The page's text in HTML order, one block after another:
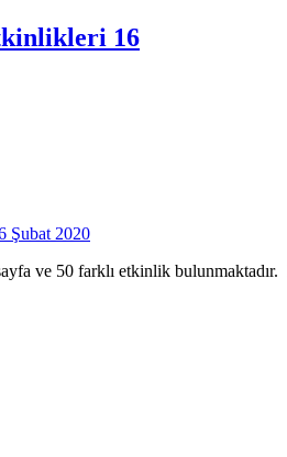
16
Şubat 2020
ve 50 farklı etkinlik